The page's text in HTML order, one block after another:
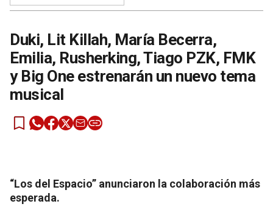
Duki, Lit Killah, María Becerra,
Emilia, Rusherking, Tiago PZK, FMK
y Big One estrenarán un nuevo tema
musical
“Los del Espacio” anunciaron la colaboración más
esperada.